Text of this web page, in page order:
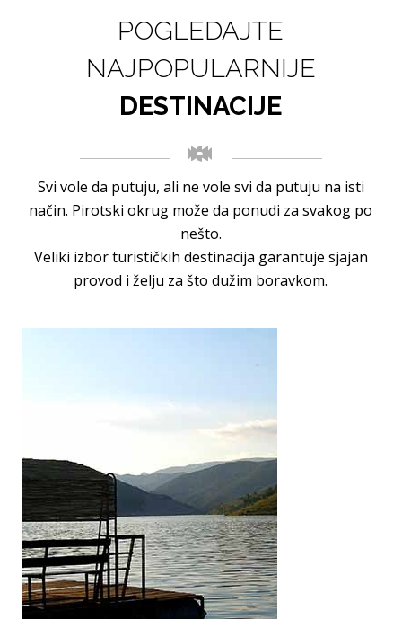
POGLEDAJTE
NAJPOPULARNIJE
DESTINACIJE
Svi vole da putuju, ali ne vole svi da putuju na isti
način. Pirotski okrug može da ponudi za svakog po
nešto.
Veliki izbor turističkih destinacija garantuje sjajan
provod i želju za što dužim boravkom.